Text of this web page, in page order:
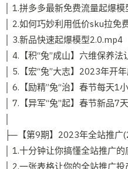
│ 1.拼多多最新免费流量起爆
│ 2.如何巧妙利用低价sku拉免
│ 3.新品快速起爆模型2.0.mp4
│ 4.【积“兔”成山】六维保养
│ 5.【宏“兔”大志】2023年开
│ 6.【励精”兔“治】春节每天1
│ 7.【异军“兔”起】春节新品7
├─【第9期】2023年全站推广
│ 1.十分钟让你搞懂全站推广
│ 2.一张表格让你的全站推广